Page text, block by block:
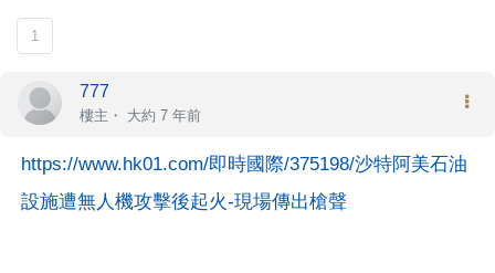
1
777
樓主 ・ 大約 7 年前
https://www.hk01.com/即時國際/375198/沙特阿美石油
設施遭無人機攻擊後起火-現場傳出槍聲